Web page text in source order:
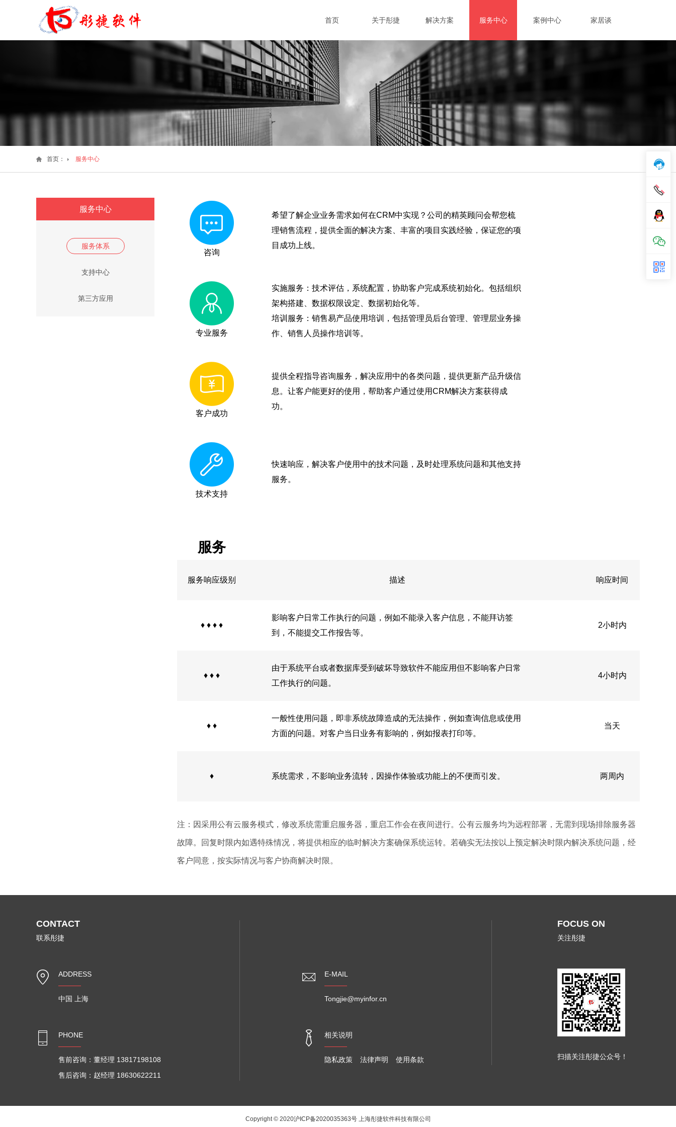
首页 关于彤捷 解决方案 服务中心 案例中心 家居谈
首页： 服务中心
服务中心
服务体系
支持中心
第三方应用
咨询
希望了解企业业务需求如何在CRM中实现？公司的精英顾问会帮您梳
理销售流程，提供全面的解决方案、丰富的项目实践经验，保证您的项
目成功上线。
专业服务
实施服务：技术评估，系统配置，协助客户完成系统初始化。包括组织
架构搭建、数据权限设定、数据初始化等。
培训服务：销售易产品使用培训，包括管理员后台管理、管理层业务操
作、销售人员操作培训等。
客户成功
提供全程指导咨询服务，解决应用中的各类问题，提供更新产品升级信
息。让客户能更好的使用，帮助客户通过使用CRM解决方案获得成
功。
技术支持
快速响应，解决客户使用中的技术问题，及时处理系统问题和其他支持
服务。
服务
服务响应级别 描述 响应时间
♦ ♦ ♦ ♦
影响客户日常工作执行的问题，例如不能录入客户信息，不能拜访签
到，不能提交工作报告等。
2小时内
♦ ♦ ♦
由于系统平台或者数据库受到破坏导致软件不能应用但不影响客户日常
工作执行的问题。
4小时内
♦ ♦
一般性使用问题，即非系统故障造成的无法操作，例如查询信息或使用
方面的问题。对客户当日业务有影响的，例如报表打印等。
当天
♦ 系统需求，不影响业务流转，因操作体验或功能上的不便而引发。 两周内
注：因采用公有云服务模式，修改系统需重启服务器，重启工作会在夜间进行。公有云服务均为远程部署，无需到现场排除服务器
故障。回复时限内如遇特殊情况，将提供相应的临时解决方案确保系统运转。若确实无法按以上预定解决时限内解决系统问题，经
客户同意，按实际情况与客户协商解决时限。
CONTACT
联系彤捷
ADDRESS
中国 上海
PHONE
售前咨询：董经理 13817198108
售后咨询：赵经理 18630622211
E-MAIL
Tongjie@myinfor.cn
相关说明
隐私政策 法律声明 使用条款
FOCUS ON
关注彤捷
扫描关注彤捷公众号！
Copyright © 2020沪ICP备2020035363号上海彤捷软件科技有限公司